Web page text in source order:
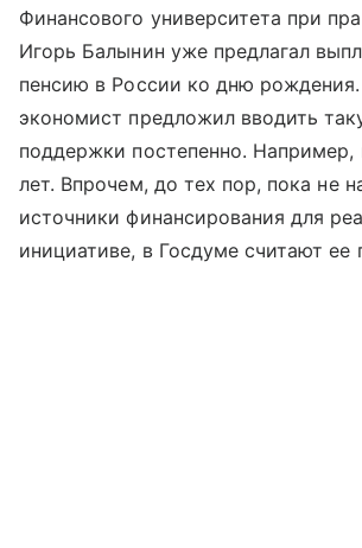
Финансового университета при
Игорь Балынин уже предлагал
пенсию в России ко дню
экономист предложил вводить
поддержки постепенно. Например,
лет. Впрочем, до тех пор, пока не
источники финансирования для
инициативе, в Госдуме считают ее